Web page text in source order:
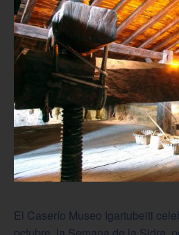
El Caserío Museo Igartubeiti